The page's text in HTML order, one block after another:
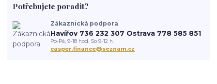
Potřebujete poradit?
Zákaznická podpora
Havířov 736 232 307 Ostrava 778 585 851
Po-Pá, 9-18 hod. So 9-12 h.
casper.finance@seznam.cz